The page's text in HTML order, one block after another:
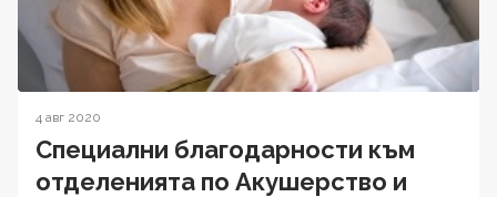
4 авг 2020
Специални благодарности към
отделенията по Акушерство и